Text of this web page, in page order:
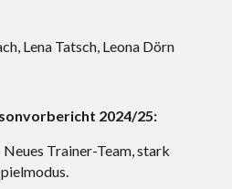
Lena Tatsch, Leona Dörn
2024/25:
Neues Trainer-Team, stark